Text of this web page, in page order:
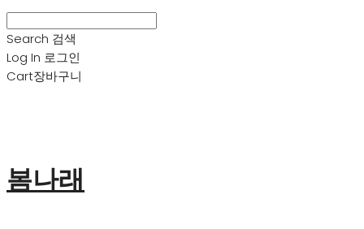
Search 검색
Log In 로그인
Cart장바구니
봄나래